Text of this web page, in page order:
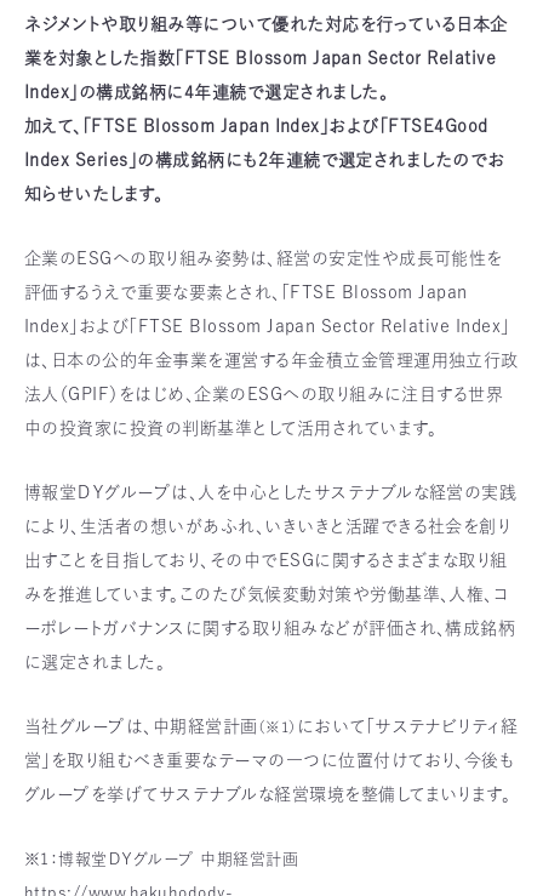
ネジメントや取り組み等について優れた対応を行っている日本企
業を対象とした指数「FTSE Blossom Japan Sector Relative
Index」の構成銘柄に4年連続で選定されました。
加えて、「FTSE Blossom Japan Index」および「FTSE4Good
Index Series」の構成銘柄にも2年連続で選定されましたのでお
知らせいたします。
企業のESGへの取り組み姿勢は、経営の安定性や成長可能性を
評価するうえで重要な要素とされ、「FTSE Blossom Japan
Index」および「FTSE Blossom Japan Sector Relative Index」
は、日本の公的年金事業を運営する年金積立金管理運用独立行政
法人（GPIF）をはじめ、企業のESGへの取り組みに注目する世界
中の投資家に投資の判断基準として活用されています。
博報堂ＤＹグループは、人を中心としたサステナブルな経営の実践
により、生活者の想いがあふれ、いきいきと活躍できる社会を創り
出すことを目指しており、その中でESGに関するさまざまな取り組
みを推進しています。このたび気候変動対策や労働基準、人権、コ
ーポレートガバナンスに関する取り組みなどが評価され、構成銘柄
に選定されました。
当社グループは、中期経営計画 （※1） において「サステナビリティ経
営」を取り組むべき重要なテーマの一つに位置付けており、今後も
グループを挙げてサステナブルな経営環境を整備してまいります。
※1：博報堂ＤＹグループ 中期経営計画